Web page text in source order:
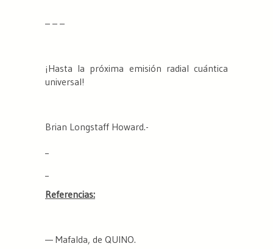
– – –
¡Hasta la próxima emisión radial cuántica
universal!
Brian Longstaff Howard.-
Referencias:
— Mafalda, de QUINO.